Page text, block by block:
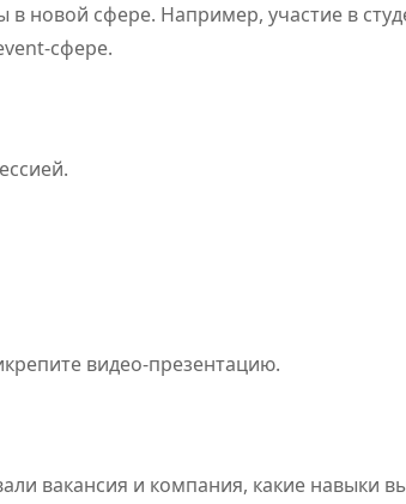
новой сфере. Например, участие в
сфере.
видео-презентацию.
вакансия и компания, какие навыки
игр
нового